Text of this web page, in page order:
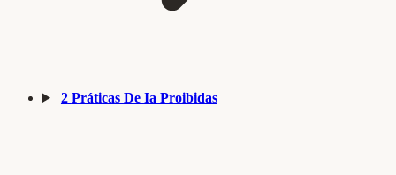
2 Práticas De Ia Proibidas